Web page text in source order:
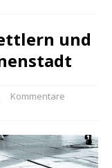
und
Kommentare